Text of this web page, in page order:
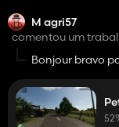
M agri57
comentou um
Bonjour bravo
vallonés encore
des personnes
énorme temps.